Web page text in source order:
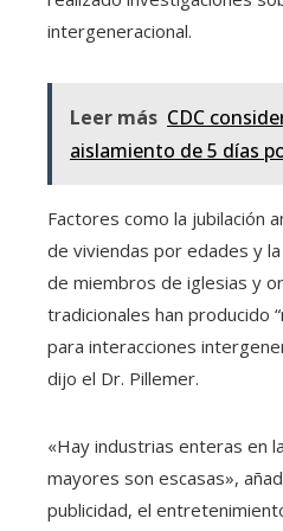
intergeneracional.
Leer más CDC
aislamiento de 5 días
Factores como la jubilación
de viviendas por edades y
de miembros de iglesias y
tradicionales han producido
para interacciones
dijo el Dr. Pillemer.
«Hay industrias enteras en
mayores son escasas»,
publicidad, el